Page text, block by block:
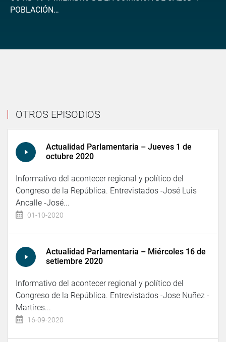
POBLACIÓN…
OTROS EPISODIOS
Actualidad Parlamentaria – Jueves 1 de
octubre 2020
Informativo del acontecer regional y político del
Congreso de la República. Entrevistados -José Luis
Ancalle -José...
01-10-2020
Actualidad Parlamentaria – Miércoles 16 de
setiembre 2020
Informativo del acontecer regional y político del
Congreso de la República. Entrevistados -Jose Nuñez -
Martires...
16-09-2020